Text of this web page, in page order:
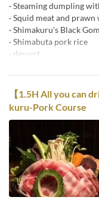
· Steaming dumpling
· Squid meat and
· Shimakuru's Black
· Shimabuta pork rice
· dessert
【1.5H All you can
kuru-Pork Course